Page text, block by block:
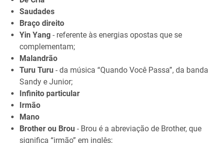
Saudades
Braço direito
Yin Yang - referente às energias opostas que se
complementam;
Malandrão
Turu Turu - da música “Quando Você Passa”, da banda
Sandy e Junior;
Infinito particular
Irmão
Mano
Brother ou Brou - Brou é a abreviação de Brother, que
significa “irmão” em inglês;